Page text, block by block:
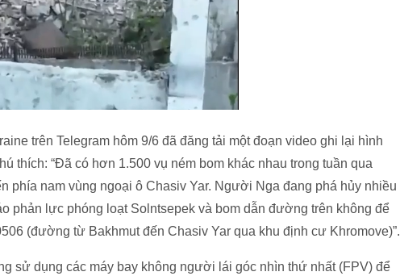
trên Telegram hôm 9/6 đã đăng tải một đoạn video ghi lại hình
thích: “Đã có hơn 1.500 vụ ném bom khác nhau trong tuần qua
phía nam vùng ngoại ô Chasiv Yar. Người Nga đang phá hủy nhiều
phản lực phóng loạt Solntsepek và bom dẫn đường trên không để
(đường từ Bakhmut đến Chasiv Yar qua khu định cư Khromove)”.
sử dụng các máy bay không người lái góc nhìn thứ nhất (FPV) để